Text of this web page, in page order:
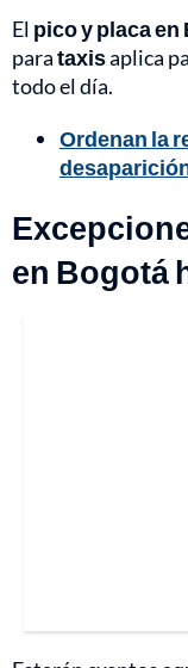
El pico y placa
parataxisaplica
todo el día.
Ordenan la
en Bogotá